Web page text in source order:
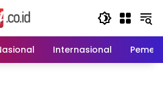
Internasional